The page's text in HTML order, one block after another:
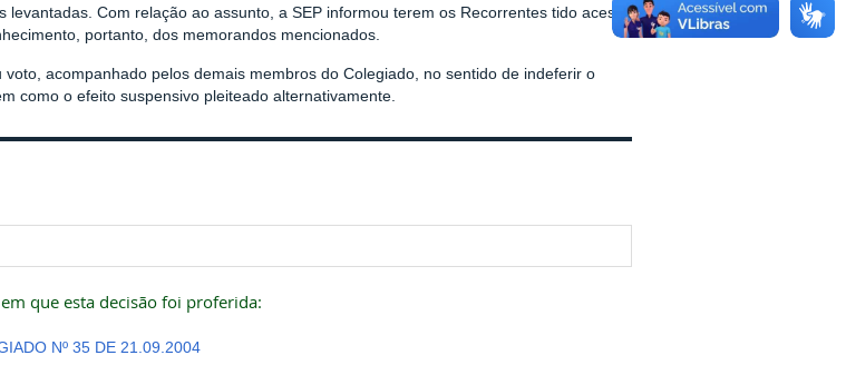
levantadas. Com relação ao assunto, a SEP informou terem os Recorrentes tido acesso
portanto, dos memorandos mencionados.
acompanhado pelos demais membros do Colegiado, no sentido de indeferir o
como o efeito suspensivo pleiteado alternativamente.
que esta decisão foi proferida:
Nº 35 DE 21.09.2004